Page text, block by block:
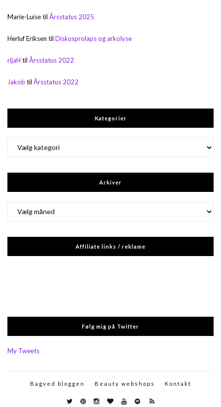
Marie-Luisetil Årsstatus 2025
Herluf Eriksen til Diskusprolaps og arkolyse
rijaH til Årsstatus 2022
Jakob til Årsstatus 2022
Kategorier
Arkiver
Affiliate links / reklame
Følg mig på Twitter
My Tweets
Bagved bloggen Beauty webshops Kontakt